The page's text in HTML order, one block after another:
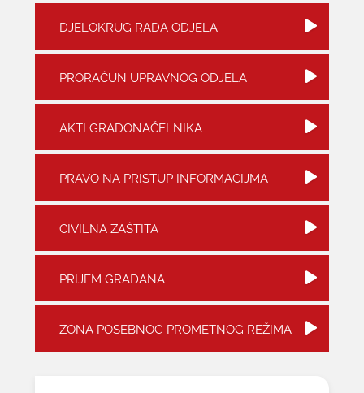
KONTAKTI
DJELOKRUG RADA ODJELA
PRORAČUN UPRAVNOG ODJELA
AKTI GRADONAČELNIKA
PRAVO NA PRISTUP INFORMACIJMA
CIVILNA ZAŠTITA
PRIJEM GRAĐANA
ZONA POSEBNOG PROMETNOG REŽIMA